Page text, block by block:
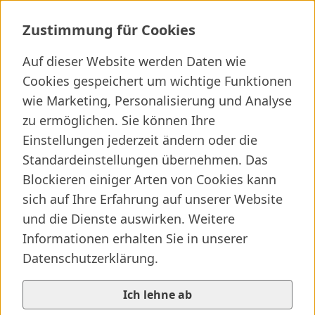
Zustimmung für Cookies
Auf dieser Website werden Daten wie
Cookies gespeichert um wichtige Funktionen
wie Marketing, Personalisierung und Analyse
zu ermöglichen. Sie können Ihre
Einstellungen jederzeit ändern oder die
Standardeinstellungen übernehmen. Das
Blockieren einiger Arten von Cookies kann
sich auf Ihre Erfahrung auf unserer Website
und die Dienste auswirken. Weitere
Informationen erhalten Sie in unserer
Datenschutzerklärung.
Ich lehne ab
Ich suche ...
Wichtige Links
Kliniken finden Presseartikel Jobs